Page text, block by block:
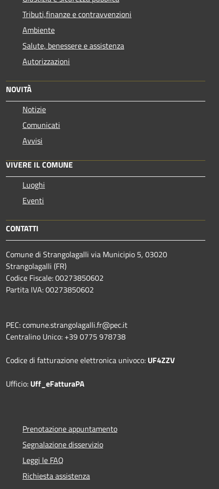
Tributi,finanze e contravvenzioni
Ambiente
Salute, benessere e assistenza
Autorizzazioni
NOVITÀ
Notizie
Comunicati
Avvisi
VIVERE IL COMUNE
Luoghi
Eventi
CONTATTI
Comune di Strangolagalli via Municipio 5, 03020
Strangolagalli (FR)
Codice Fiscale: 00273850602
Partita IVA: 00273850602
PEC: comune.strangolagalli.fr@pec.it
Centralino Unico: +39 0775 978738
Codice di fatturazione elettronica univoco: UF4ZZV
Ufficio: Uff_eFatturaPA
Prenotazione appuntamento
Segnalazione disservizio
Leggi le FAQ
Richiesta assistenza